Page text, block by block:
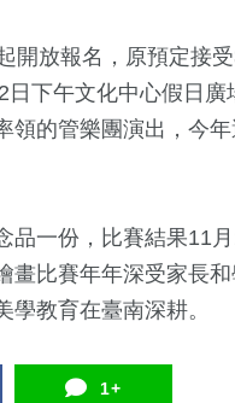
開放報名，原預定接
日下午文化中心假日
領的管樂團演出，今
品一份，比賽結果11
畫比賽年年深受家長
教育在臺南深耕。
1+